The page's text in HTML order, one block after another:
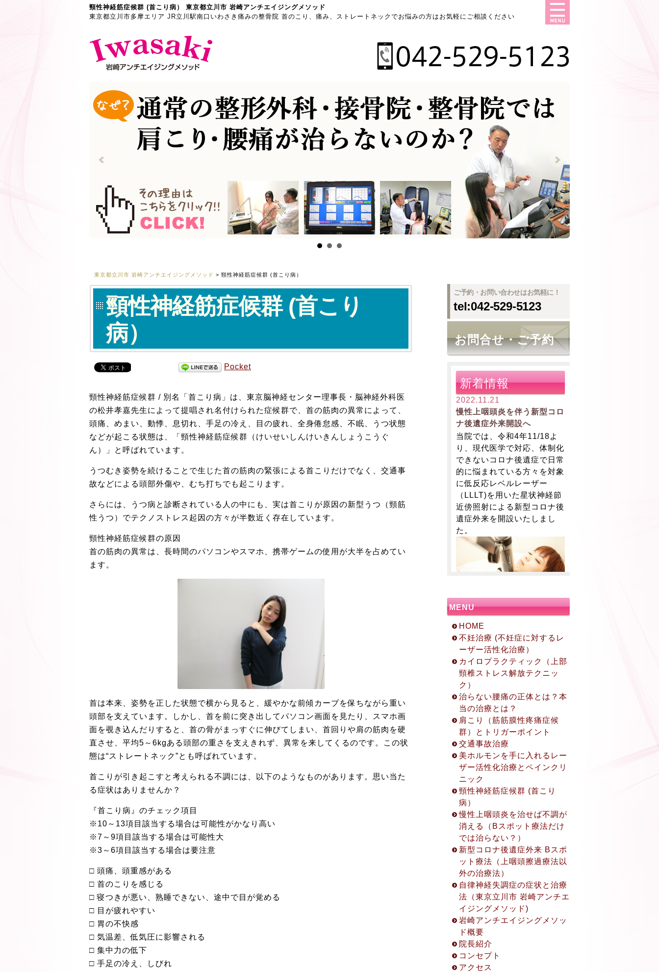
頸性神経筋症候群 (首こり病） 東京都立川市 岩崎アンチエイジングメソッド
東京都立川市多摩エリア JR立川駅南口いわさき痛みの整骨院 首のこり、痛み、ストレートネックでお悩みの方はお気軽にご相談ください
東京都立川市 岩崎アンチエイジングメソッド > 頸性神経筋症候群 (首こり病）
頸性神経筋症候群 (首こり
病）
Pocket
頸性神経筋症候群 / 別名「首こり病」は、東京脳神経センター理事長・脳神経外科医
の松井孝嘉先生によって提唱され名付けられた症候群で、首の筋肉の異常によって、
頭痛、めまい、動悸、息切れ、手足の冷え、目の疲れ、全身倦怠感、不眠、うつ状態
などが起こる状態は、「頸性神経筋症候群（けいせいしんけいきんしょうこうぐ
ん）」と呼ばれています。
うつむき姿勢を続けることで生じた首の筋肉の緊張による首こりだけでなく、交通事
故などによる頭部外傷や、むち打ちでも起こります。
さらには、うつ病と診断されている人の中にも、実は首こりが原因の新型うつ（頸筋
性うつ）でテクノストレス起因の方々が半数近く存在しています。
頸性神経筋症候群の原因
首の筋肉の異常は、長時間のパソコンやスマホ、携帯ゲームの使用が大半を占めてい
ます。
首は本来、姿勢を正した状態で横から見ると、緩やかな前傾カーブを保ちながら重い
頭部を支えています。しかし、首を前に突き出してパソコン画面を見たり、スマホ画
面を覗き込んだりすると、首の骨がまっすぐに伸びてしまい、首回りや肩の筋肉を硬
直させ、平均5～6kgある頭部の重さを支えきれず、異常を来してくるのです。この状
態は“ストレートネック”とも呼ばれています。
首こりが引き起こすと考えられる不調には、以下のようなものがあります。思い当た
る症状はありませんか？
『首こり病』のチェック項目
※10～13項目該当する場合は可能性がかなり高い
※7～9項目該当する場合は可能性大
※3～6項目該当する場合は要注意
□ 頭痛、頭重感がある
□ 首のこりを感じる
□ 寝つきが悪い、熟睡できない、途中で目が覚める
□ 目が疲れやすい
□ 胃の不快感
□ 気温差、低気圧に影響される
□ 集中力の低下
□ 手足の冷え、しびれ
ご予約・お問い合わせはお気軽に！
tel:042-529-5123
お問合せ・ご予約
新着情報
2022.11.21
慢性上咽頭炎を伴う新型コロ
ナ後遺症外来開設へ
当院では、令和4年11/18よ
り、現代医学で対応、体制化
できないコロナ後遺症で日常
的に悩まれている方々を対象
に低反応レベルレーザー
（LLLT)を用いた星状神経節
近傍照射による新型コロナ後
遺症外来を開設いたしまし
た。
2022.8.19
初回限定！「電話相談・オン
ラインカウンセリング」開設
について
初回限定！「電話相談・オン
ラインカウンセリング」開設
について ◎アクセス方法
※(①〜③から1つお選び下さ
い。) ① 電話相談 (30分無
料) ② ZOOMカウンセリング
(45分無料) ③ LINEビデオ通
話カウンセリング (45分無
料) ◎お申込み方法 ① 立川
院予約受付 042-529-5123
※受付時間 10:00〜17:00
(火曜日を除く平日のみ対
応) ② お問い合わせフォーム
からのご予約
MENU
HOME
不妊治療 (不妊症に対するレ
ーザー活性化治療）
カイロプラクティック（上部
頸椎ストレス解放テクニッ
ク）
治らない腰痛の正体とは？本
当の治療とは？
肩こり（筋筋膜性疼痛症候
群）とトリガーポイント
交通事故治療
美ホルモンを手に入れるレー
ザー活性化治療とペインクリ
ニック
頸性神経筋症候群 (首こり
病）
慢性上咽頭炎を治せば不調が
消える（Bスポット療法だけ
では治らない？）
新型コロナ後遺症外来 Bスポ
ット療法（上咽頭擦過療法以
外の治療法）
自律神経失調症の症状と治療
法（東京立川市 岩崎アンチエ
イジングメソッド)
岩崎アンチエイジングメソッ
ド概要
院長紹介
コンセプト
アクセス